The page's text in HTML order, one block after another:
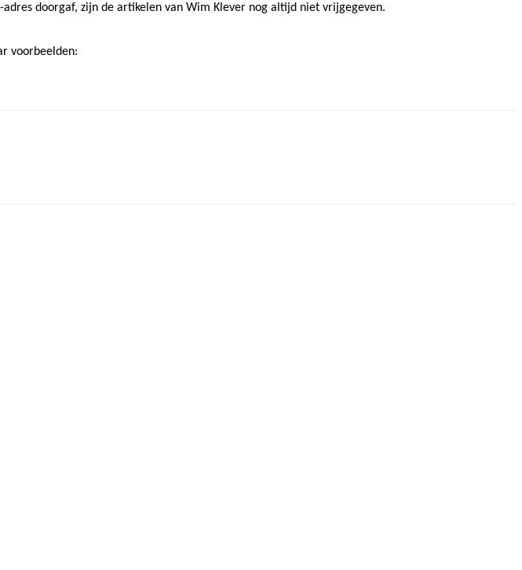
doorgaf, zijn de artikelen van Wim Klever nog altijd niet vrijgegeven.
voorbeelden: